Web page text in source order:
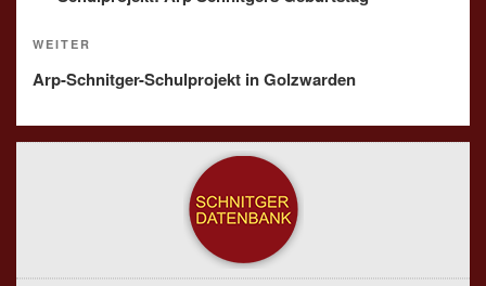
Nächster
Beitrag
WEITER
Arp-Schnitger-Schulprojekt in Golzwarden